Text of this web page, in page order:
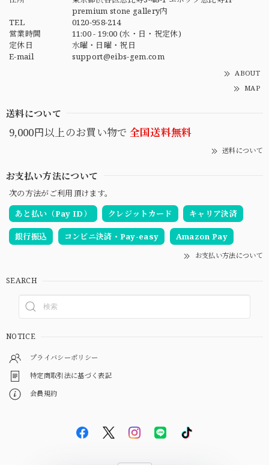
premium stone gallery内
TEL
0120-958-214
営業時間
11:00 - 19:00 (水・日・祝定休)
定休日
水曜・日曜・祝日
E-mail
support@eibs-gem.com
ABOUT
MAP
送料について
9,000円以上のお買い物で 全国送料無料
送料について
お支払い方法について
次の方法がご利用頂けます。
あと払い（Pay ID）
クレジットカード キャリア決済
銀行振込 コンビニ決済・Pay-easy Amazon Pay
お支払い方法について
SEARCH
NOTICE
プライバシーポリシー
特定商取引法に基づく表記
会員規約